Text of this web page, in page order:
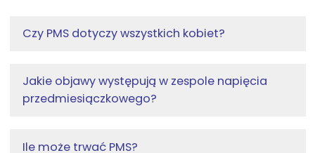
Czy PMS dotyczy wszystkich kobiet?
Jakie objawy występują w zespole napięcia
przedmiesiączkowego?
Ile może trwać PMS?